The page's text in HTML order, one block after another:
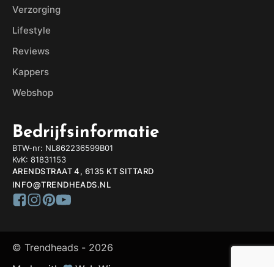
Verzorging
Lifestyle
Reviews
Kappers
Webshop
Bedrijfsinformatie
BTW-nr: NL862236599B01
KvK: 81831153
ARENDSTRAAT 4, 6135 KT SITTARD
INFO@TRENDHEADS.NL
© Trendheads - 2026